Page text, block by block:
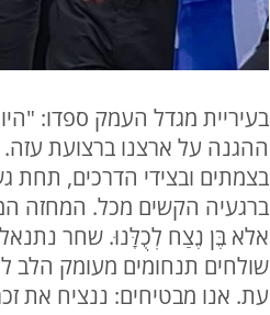
בעיריית מגדל העמק ספדו:
ההגנה על ארצנו ברצועת
בצמתים ובצידי הדרכים, תחת
ברגעיה הקשים מכל. ​המחזה
אלא בֶּן נֶצַח לְכֻלָּנוּ. שחר נתנאל
שולחים תנחומים מעומק הלב
עת. ​אנו מבטיחים: ננציח את